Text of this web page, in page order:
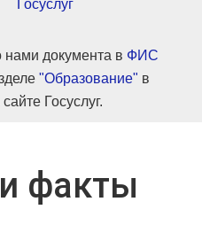
документа в ФИС
"Образование" в
Госуслуг.
факты